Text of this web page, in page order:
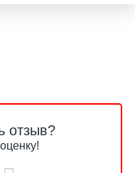
отзыв?